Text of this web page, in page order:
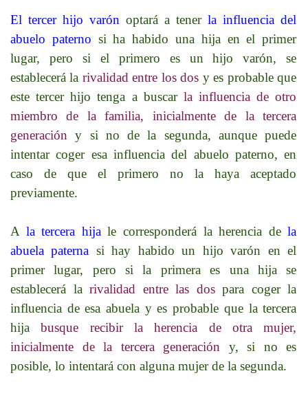
El tercer hijo varón optará a tenerla influencia del
abuelo paterno si ha habido una hija en el primer
lugar, pero si el primero es un hijo varón, se
establecerá la rivalidad entre los dos y es probable que
este tercer hijo tenga a buscar la influencia de otro
miembro de la familia, inicialmente de la tercera
generación y si no de la segunda, aunque puede
intentar coger esa influencia del abuelo paterno, en
caso de que el primero no la haya aceptado
previamente.
A la tercera hija le corresponderá la herencia dela
abuela paterna si hay habido un hijo varón en el
primer lugar, pero si la primera es una hija se
establecerá larivalidad entre las dospara coger la
influencia de esa abuela y es probable que la tercera
hijabusque recibir la herencia de otra mujer,
inicialmente de la tercera generación y, si no es
posible, lo intentará con alguna mujer de la segunda.